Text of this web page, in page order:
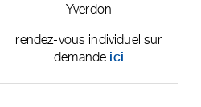
Yverdon
rendez-vous individuel sur
demande ici